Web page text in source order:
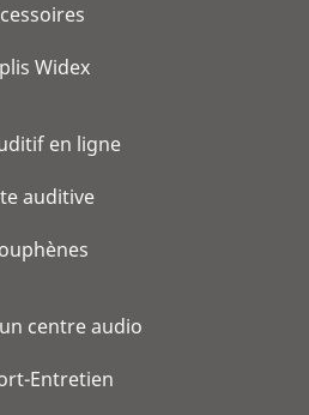
Widex
en ligne
auditive
centre audio
Entretien